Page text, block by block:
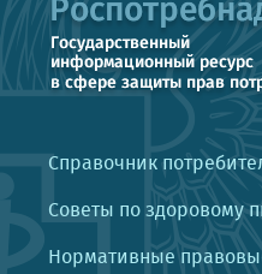
Справочник
Советы по здоровому
Нормативные